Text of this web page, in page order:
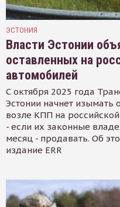
ЭСТОНИЯ
Власти Эстонии
оставленных на
автомобилей
С октября 2025 года
Эстонии начнет изымать
возле КПП на
- если их законные
месяц - продавать. Об
издание ERR